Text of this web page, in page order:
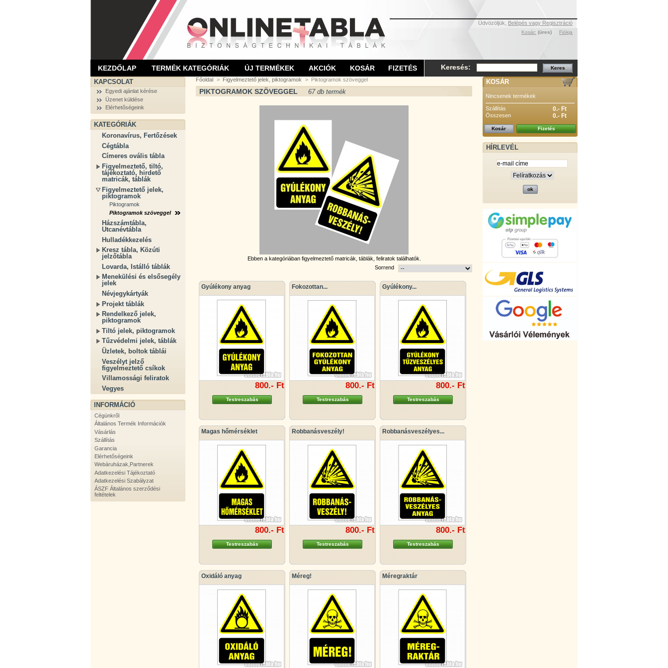
Üdvözöljük, Belépés vagy Regisztráció
Kosár: (üres) Fiókja
KEZDŐLAP TERMÉK KATEGÓRIÁK ÚJ TERMÉKEK AKCIÓK KOSÁR FIZETÉS Keresés:
KAPCSOLAT
Egyedi ajánlat kérése
Üzenet küldése
Elérhetőségeink
KATEGÓRIÁK
Koronavírus, Fertőzések
Cégtábla
Címeres ovális tábla
Figyelmeztető, tiltó,
tájékoztató, hirdető
matricák, táblák
Figyelmeztető jelek,
piktogramok
Piktogramok
Piktogramok szöveggel
Házszámtábla,
Utcanévtábla
Hulladékkezelés
Kresz tábla, Közúti
jelzőtábla
Lovarda, Istálló táblák
Menekülési és elsősegély
jelek
Névjegykártyák
Projekt táblák
Rendelkező jelek,
piktogramok
Tiltó jelek, piktogramok
Tűzvédelmi jelek, táblák
Üzletek, boltok táblái
Veszélyt jelző
figyelmeztető csíkok
Villamossági feliratok
Vegyes
INFORMÁCIÓ
Cégünkről
Általános Termék Információk
Vásárlás
Szállítás
Garancia
Elérhetőségeink
Webáruházak,Partnerek
Adatkezelési Tájékoztató
Adatkezelési Szabályzat
ÁSZF Általános szerződési
feltételek
Főoldal > Figyelmeztető jelek, piktogramok > Piktogramok szöveggel
PIKTOGRAMOK SZÖVEGGEL 67 db termék
Ebben a kategóriában figyelmeztető matricák, táblák, feliratok találhatók.
Sorrend
Gyúlékony anyag
800.- Ft
Testreszabás
Fokozottan...
800.- Ft
Testreszabás
Gyúlékony...
800.- Ft
Testreszabás
Magas hőmérséklet
800.- Ft
Testreszabás
Robbanásveszély!
800.- Ft
Testreszabás
Robbanásveszélyes...
800.- Ft
Testreszabás
Oxidáló anyag Méreg! Méregraktár
KOSÁR
Nincsenek termékek
Szállítás 0.- Ft
Összesen 0.- Ft
Kosár Fizetés
HÍRLEVÉL